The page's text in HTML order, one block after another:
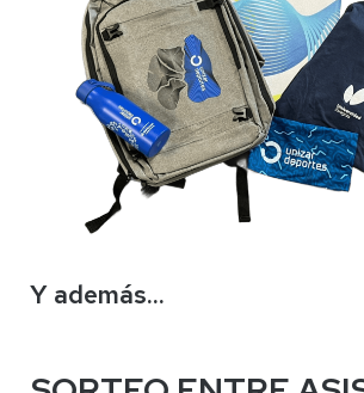
Y además...